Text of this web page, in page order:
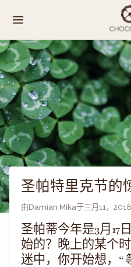
容
圣帕特里克节的
由Damian Mika于三月11，2018
圣帕蒂今年是3月17
始的？ 晚上的某个
迷中，你开始想，“